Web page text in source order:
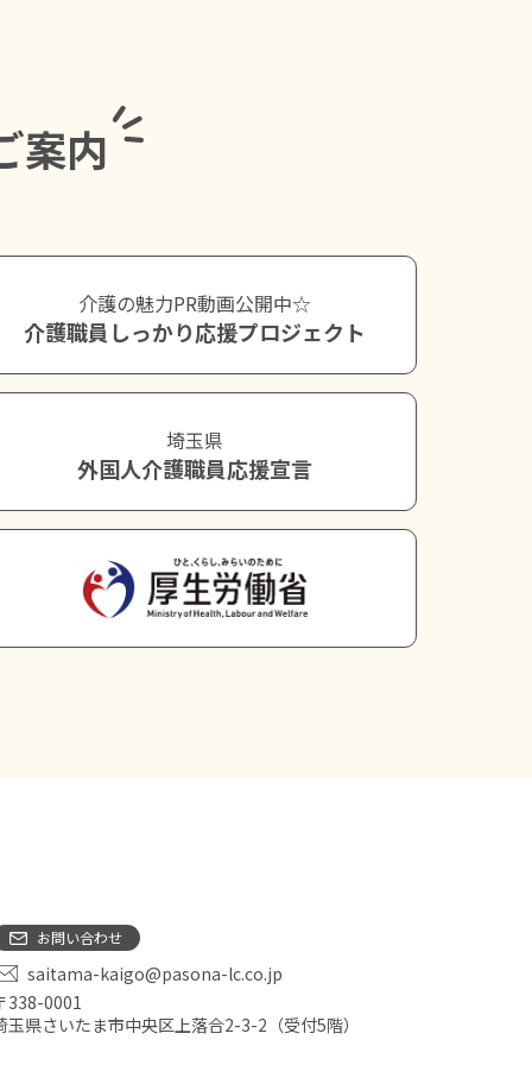
案内
介護の魅力PR動画公開中☆
介護職員しっかり応援プロジェクト
埼玉県
外国人介護職員応援宣言
お問い合わせ
saitama-kaigo@pasona-lc.co.jp
338-0001
玉県さいたま市中央区上落合2-3-2（受付5階）